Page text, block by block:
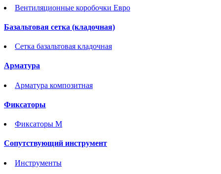
Вентиляционные коробочки Евро
Базальтовая сетка (кладочная)
Сетка базальтовая кладочная
Арматура
Арматура композитная
Фиксаторы
Фиксаторы М
Сопутствующий инструмент
Инструменты